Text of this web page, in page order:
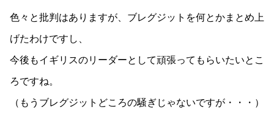
色々と批判はありますが、ブレグジットを何とかまとめ上
げたわけですし、
今後もイギリスのリーダーとして頑張ってもらいたいとこ
ろですね。
（もうブレグジットどころの騒ぎじゃないですが・・・）